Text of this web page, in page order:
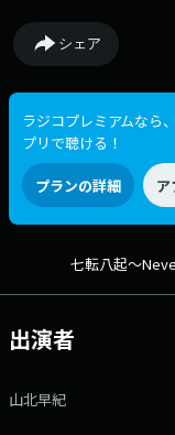
シェア
ラジコプレミアムなら
プリで聴ける！
プランの詳細 ア
七転八起〜
出演者
山北早紀